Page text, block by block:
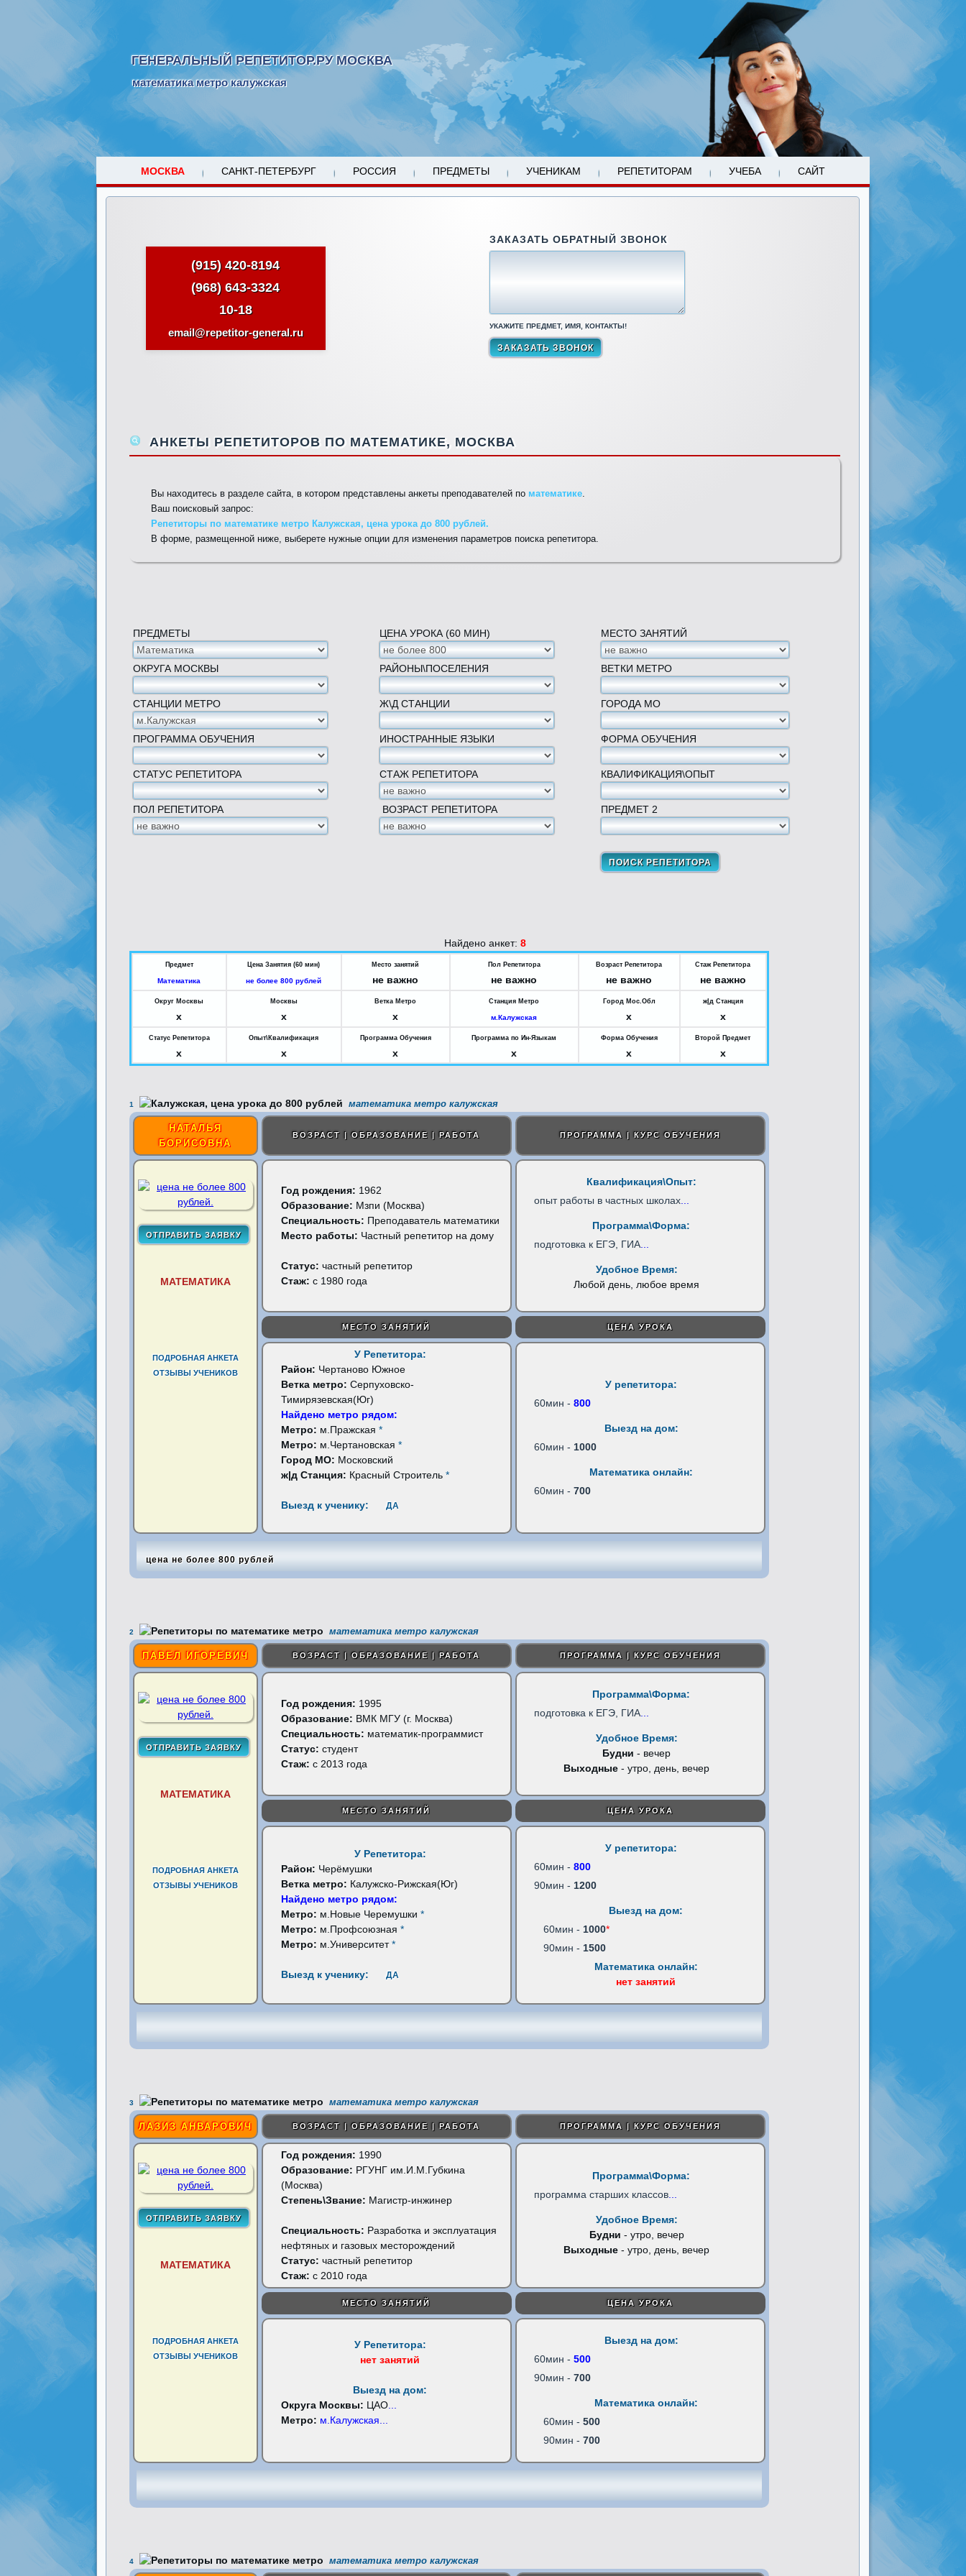
ГЕНЕРАЛЬНЫЙ РЕПЕТИТОР.РУ МОСКВА
математика метро калужская
МОСКВА САНКТ-ПЕТЕРБУРГ РОССИЯ ПРЕДМЕТЫ УЧЕНИКАМ РЕПЕТИТОРАМ УЧЕБА САЙТ
(915) 420-8194
(968) 643-3324
10-18
email@repetitor-general.ru
ЗАКАЗАТЬ ОБРАТНЫЙ ЗВОНОК
УКАЖИТЕ ПРЕДМЕТ, ИМЯ, КОНТАКТЫ!
АНКЕТЫ РЕПЕТИТОРОВ ПО МАТЕМАТИКЕ, МОСКВА
Вы находитесь в разделе сайта, в котором представлены анкеты преподавателей по математике.
Ваш поисковый запрос:
Репетиторы по математике метро Калужская, цена урока до 800 рублей.
В форме, размещенной ниже, выберете нужные опции для изменения параметров поиска репетитора.
ПРЕДМЕТЫ ЦЕНА УРОКА (60 МИН) МЕСТО ЗАНЯТИЙ
ОКРУГА МОСКВЫ РАЙОНЫ\ПОСЕЛЕНИЯ ВЕТКИ МЕТРО
СТАНЦИИ МЕТРО Ж\Д СТАНЦИИ ГОРОДА МО
ПРОГРАММА ОБУЧЕНИЯ ИНОСТРАННЫЕ ЯЗЫКИ ФОРМА ОБУЧЕНИЯ
СТАТУС РЕПЕТИТОРА СТАЖ РЕПЕТИТОРА КВАЛИФИКАЦИЯ\ОПЫТ
ПОЛ РЕПЕТИТОРА ВОЗРАСТ РЕПЕТИТОРА ПРЕДМЕТ 2
Найдено анкет: 8
Предмет
Математика
Цена Занятия (60 мин)
не более 800 рублей
Место занятий
не важно
Пол Репетитора
не важно
Возраст Репетитора
не важно
Стаж Репетитора
не важно
Округ Москвы
x
Москвы
x
Ветка Метро
x
Станция Метро
м.Калужская
Город Мос.Обл
x
ж|д Станция
x
Статус Репетитора
x
Опыт\Квалификация
x
Программа Обучения
x
Программа по Ин-Языкам
x
Форма Обучения
x
Второй Предмет
x
1 математика метро калужская
НАТАЛЬЯ
БОРИСОВНА
ВОЗРАСТ | ОБРАЗОВАНИЕ | РАБОТА ПРОГРАММА | КУРС ОБУЧЕНИЯ
МАТЕМАТИКА
ПОДРОБНАЯ АНКЕТА
ОТЗЫВЫ УЧЕНИКОВ
Год рождения: 1962
Образование: Мзпи (Москва)
Специальность: Преподаватель математики
Место работы: Частный репетитор на дому
Статус: частный репетитор
Стаж: с 1980 года
Квалификация\Опыт:
опыт работы в частных школах...
Программа\Форма:
подготовка к ЕГЭ, ГИА...
Удобное Время:
Любой день, любое время
МЕСТО ЗАНЯТИЙ ЦЕНА УРОКА
У Репетитора:
Район: Чертаново Южное
Ветка метро: Серпуховско-
Тимирязевская(Юг)
Найдено метро рядом:
Метро: м.Пражская *
Метро: м.Чертановская *
Город МО: Московский
ж|д Станция: Красный Строитель *
Выезд к ученику: ДА
У репетитора:
60мин - 800
Выезд на дом:
60мин - 1000
Математика онлайн:
60мин - 700
цена не более 800 рублей
2 математика метро калужская
ПАВЕЛ ИГОРЕВИЧ ВОЗРАСТ | ОБРАЗОВАНИЕ | РАБОТА ПРОГРАММА | КУРС ОБУЧЕНИЯ
МАТЕМАТИКА
ПОДРОБНАЯ АНКЕТА
ОТЗЫВЫ УЧЕНИКОВ
Год рождения: 1995
Образование: ВМК МГУ (г. Москва)
Специальность: математик-программист
Статус: студент
Стаж: с 2013 года
Программа\Форма:
подготовка к ЕГЭ, ГИА...
Удобное Время:
Будни - вечер
Выходные - утро, день, вечер
МЕСТО ЗАНЯТИЙ ЦЕНА УРОКА
У Репетитора:
Район: Черёмушки
Ветка метро: Калужско-Рижская(Юг)
Найдено метро рядом:
Метро: м.Новые Черемушки *
Метро: м.Профсоюзная *
Метро: м.Университет*
Выезд к ученику: ДА
У репетитора:
60мин - 800
90мин - 1200
Выезд на дом:
60мин - 1000*
90мин - 1500
Математика онлайн:
нет занятий
3 математика метро калужская
ЛАЗИЗ АНВАРОВИЧ ВОЗРАСТ | ОБРАЗОВАНИЕ | РАБОТА ПРОГРАММА | КУРС ОБУЧЕНИЯ
МАТЕМАТИКА
ПОДРОБНАЯ АНКЕТА
ОТЗЫВЫ УЧЕНИКОВ
Год рождения: 1990
Образование: РГУНГ им.И.М.Губкина
(Москва)
Степень\Звание: Магистр-инжинер
Специальность: Разработка и эксплуатация
нефтяных и газовых месторождений
Статус: частный репетитор
Стаж: с 2010 года
Программа\Форма:
прoграмма старших классов...
Удобное Время:
Будни - утро, вечер
Выходные - утро, день, вечер
МЕСТО ЗАНЯТИЙ ЦЕНА УРОКА
У Репетитора:
нет занятий
Выезд на дом:
Округа Москвы: ЦАО...
Метро: м.Калужская
Выезд на дом:
60мин - 500
90мин - 700
Математика онлайн:
60мин - 500
90мин - 700
4 математика метро калужская